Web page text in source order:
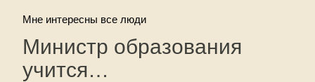
Мне интересны все люди
Министр образования
учится…